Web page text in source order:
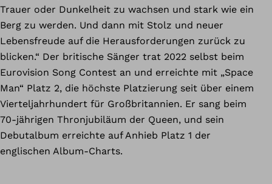
Trauer oder Dunkelheit zu wachsen und stark wie ein
Berg zu werden. Und dann mit Stolz und neuer
Lebensfreude auf die Herausforderungen zurück zu
blicken.“ Der britische Sänger trat 2022 selbst beim
Eurovision Song Contest an und erreichte mit „Space
Man“ Platz 2, die höchste Platzierung seit über einem
Vierteljahrhundert für Großbritannien. Er sang beim
70-jährigen Thronjubiläum der Queen, und sein
Debutalbum erreichte auf Anhieb Platz 1 der
englischen Album-Charts.